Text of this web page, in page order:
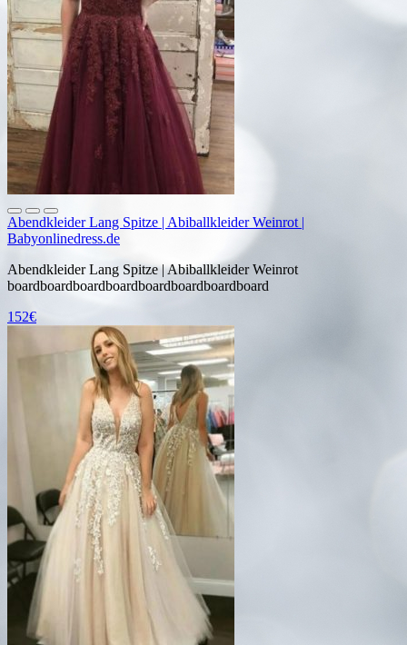
Abendkleider Lang Spitze | Abiballkleider Weinrot |
Babyonlinedress.de
Abendkleider Lang Spitze | Abiballkleider Weinrot
boardboardboardboardboardboardboardboard
152€